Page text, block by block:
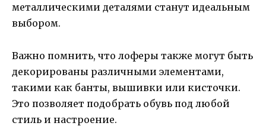
металлическими деталями станут идеальным
выбором.
Важно помнить, что лоферы также могут быть
декорированы различными элементами,
такими как банты, вышивки или кисточки.
Это позволяет подобрать обувь под любой
стиль и настроение.